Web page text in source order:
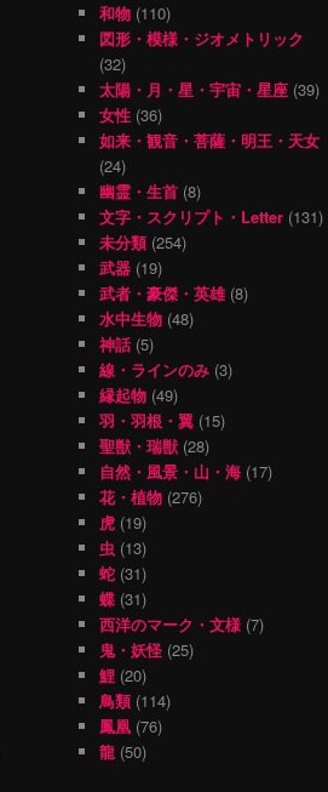
和物 (110)
図形・模様・ジオメトリック
(32)
太陽・月・星・宇宙・星座 (39)
女性 (36)
如来・観音・菩薩・明王・天女
(24)
幽霊・生首 (8)
文字・スクリプト・Letter (131)
未分類(254)
武器 (19)
武者・豪傑・英雄(8)
水中生物 (48)
神話 (5)
線・ラインのみ (3)
縁起物 (49)
羽・羽根・翼 (15)
聖獣・瑞獣 (28)
自然・風景・山・海 (17)
花・植物 (276)
虎 (19)
虫 (13)
蛇 (31)
蝶 (31)
西洋のマーク・文様 (7)
鬼・妖怪 (25)
鯉 (20)
鳥類(114)
鳳凰 (76)
龍 (50)